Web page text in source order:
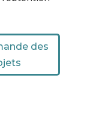
des